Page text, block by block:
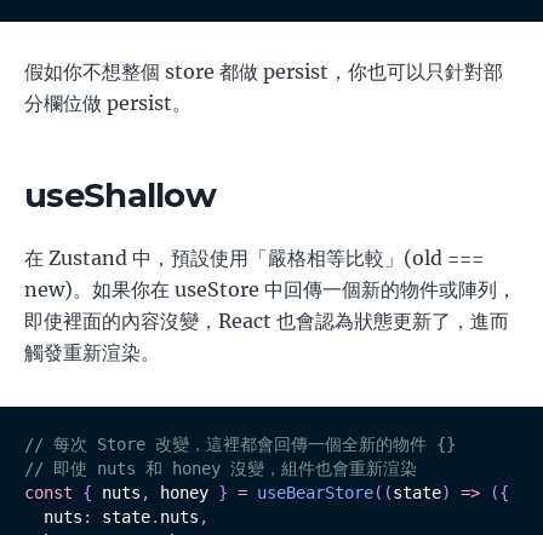
假如你不想整個 store 都做 persist，你也可以只針對部
分欄位做 persist。
useShallow
在 Zustand 中，預設使用「嚴格相等比較」(old ===
new)。如果你在 useStore 中回傳一個新的物件或陣列，
即使裡面的內容沒變，React 也會認為狀態更新了，進而
觸發重新渲染。
// 每次 Store 改變，這裡都會回傳一個全新的物件 {}
// 即使 nuts 和 honey 沒變，組件也會重新渲染
const
{ nuts , honey } = useBearStore( (state) => ({
  nuts
: state. nuts ,